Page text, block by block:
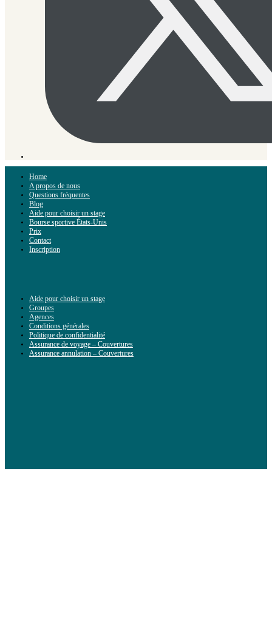
Home
A propos de nous
Questions fréquentes
Blog
Aide pour choisir un stage
Bourse sportive États-Unis
Prix
Contact
Inscription
Aide pour choisir un stage
Groupes
Agences
Conditions générales
Politique de confidentialité
Assurance de voyage – Couvertures
Assurance annulation – Couvertures